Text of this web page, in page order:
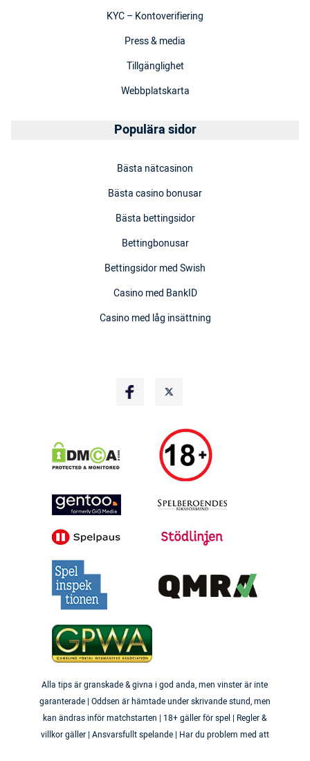
KYC – Kontoverifiering
Press & media
Tillgänglighet
Webbplatskarta
Populära sidor
Bästa nätcasinon
Bästa casino bonusar
Bästa bettingsidor
Bettingbonusar
Bettingsidor med Swish
Casino med BankID
Casino med låg insättning
Alla tips är granskade & givna i god anda, men vinster är inte
garanterade | Oddsen är hämtade under skrivande stund, men
kan ändras inför matchstarten | 18+ gäller för spel | Regler &
villkor gäller | Ansvarsfullt spelande | Har du problem med att